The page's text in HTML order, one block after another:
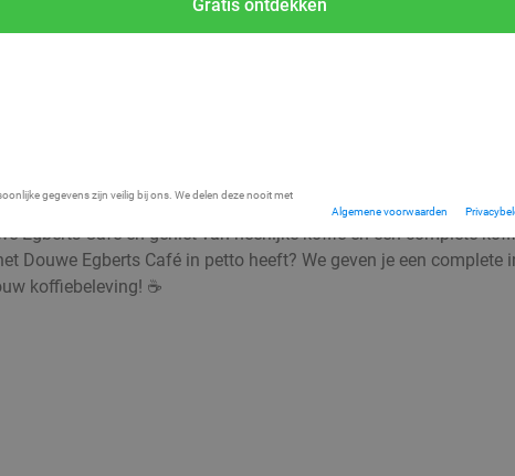
Gratis ontdekken
gegevens zijn veilig bij ons. We delen deze nooit met
Algemene voorwaarden
Egberts Café en geniet van heerlijke koffie en een complete
Egberts Café in petto heeft? We geven je een complete
koffiebeleving! ☕